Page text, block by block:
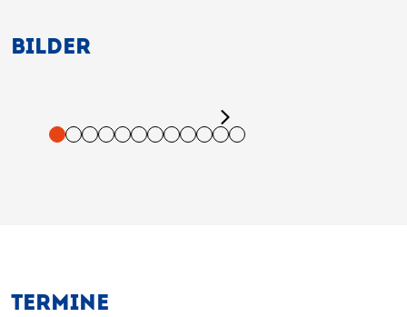
BILDER
und Vorlesen der Inhalte mit Leertaste oder Tabulator-
TERMINE